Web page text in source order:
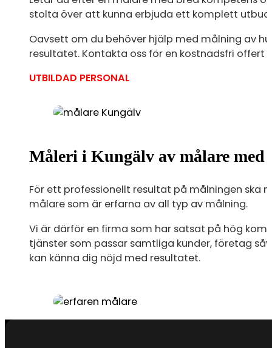
stolta över att kunna erbjuda ett komplett
Oavsett om du behöver hjälp med målning av
resultatet. Kontakta oss för en kostnadsfri
UTBILDAD PERSONAL
Måleri i Kungälv av målare med
För ett professionellt resultat på målningen ska
målare som är erfarna av all typ av målning.
Vi är därför en firma som har satsat på hög
tjänster som passar samtliga kunder, företag
kan känna dig nöjd med resultatet.